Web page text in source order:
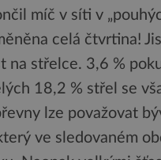
míč v síti v
celá čtvrtina!
na střelce. 3,6 %
18,2 % střel se
lze považovat
ve sledovaném